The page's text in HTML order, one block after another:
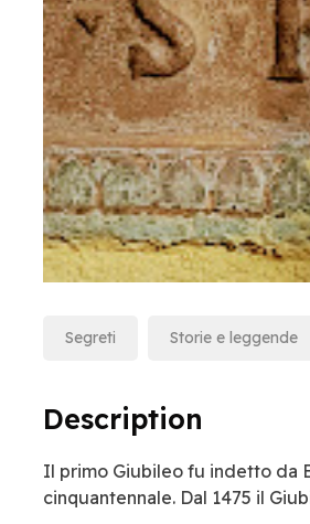
Segreti Storie e leggende
Description
Il primo Giubileo fu indetto da
cinquantennale. Dal 1475 il